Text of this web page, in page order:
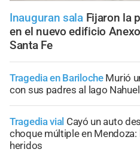
Inauguran sala Fijaron la
en el nuevo edificio
Santa Fe
Tragedia en Bariloche Murió
con sus padres al lago
Tragedia vial Cayó un auto
choque múltiple en Mendoza:
heridos